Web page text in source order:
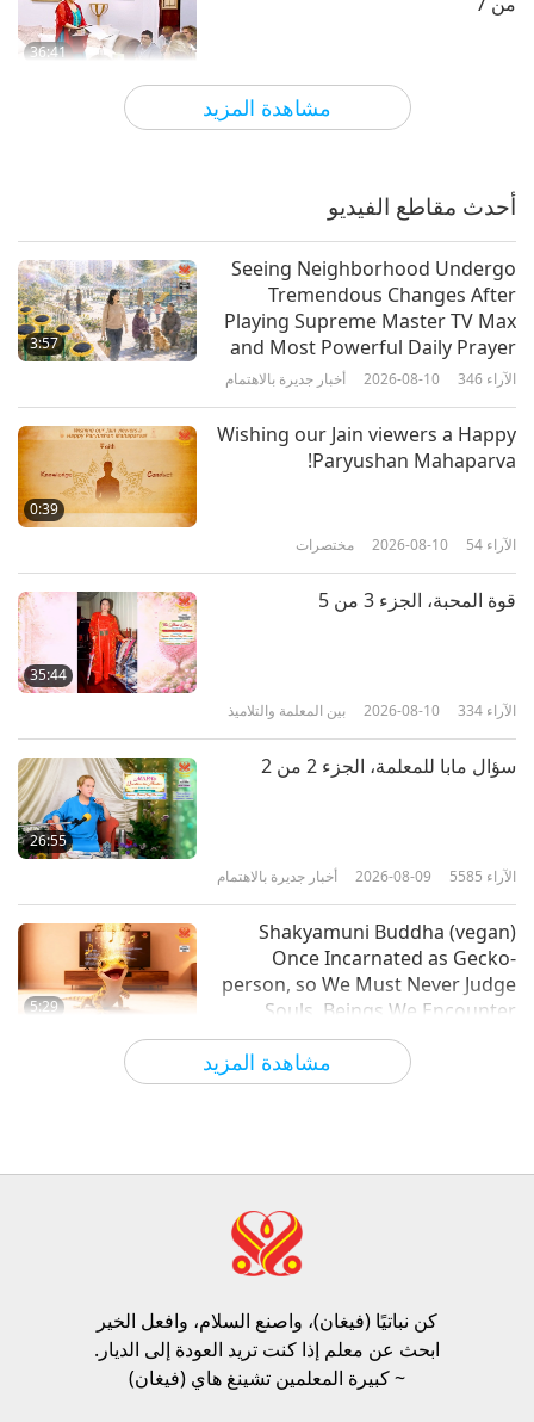
مشاهدة المزيد
36:41
بين المعلمة والتلاميذ 2024-03-22
عشاء حميم مع المعلمة، الجزء 1 من
13.
مشاهدة المزيد
أحدث مقاطع الفيديو
3:57
Seeing Neighborhood Undergo
Tremendous Changes After
Playing Supreme Master TV Max
and Most Powerful Daily Prayer
أخبار جديرة بالاهتمام 2026-08-10 346 الآراء
0:39
Wishing our Jain viewers a Happy
Paryushan Mahaparva!
مختصرات 2026-08-10 54 الآراء
35:44
قوة المحبة، الجزء 3 من 5
بين المعلمة والتلاميذ 2026-08-10 334 الآراء
26:55
سؤال مابا للمعلمة، الجزء 2 من 2
أخبار جديرة بالاهتمام 2026-08-09 5585 الآراء
5:29
Shakyamuni Buddha (vegan)
Once Incarnated as Gecko-
person, so We Must Never Judge
Souls, Beings We Encounter
أخبار جديرة بالاهتمام 2026-08-09
1:43
أخبار جديرة بالاهتمام
النبوءة الجزء 413 - أيقظوا المحبة
سلسلة متعددة الأجزاء حول لتنبؤات القديمة الخاصة
بكوكبنا
2026-08-09
كن نباتيًا (فيغان)، واصنع السلام، وافعل الخير​
ابحث عن معلم إذا كنت تريد العودة إلى الديار.
~ كبيرة المعلمين تشينغ هاي (فيغان)